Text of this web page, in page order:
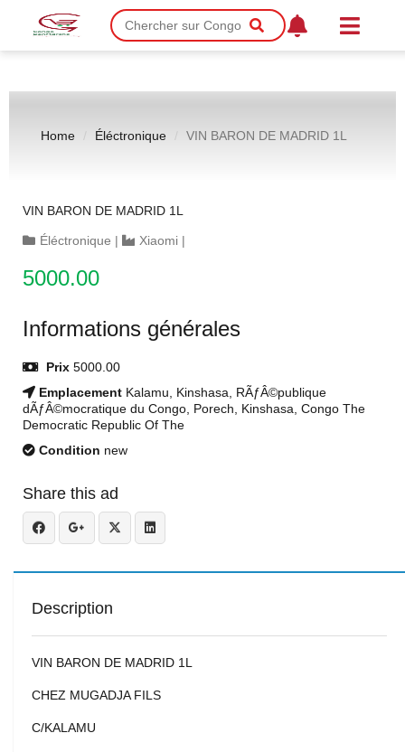
Home Éléctronique VIN BARON DE MADRID 1L
VIN BARON DE MADRID 1L
Éléctronique | Xiaomi |
5000.00
Informations générales
Prix 5000.00
Emplacement Kalamu, Kinshasa, RÃƒÂ©publique
dÃƒÂ©mocratique du Congo, Porech, Kinshasa, Congo The
Democratic Republic Of The
Condition new
Share this ad
Description
VIN BARON DE MADRID 1L
CHEZ MUGADJA FILS
C/KALAMU